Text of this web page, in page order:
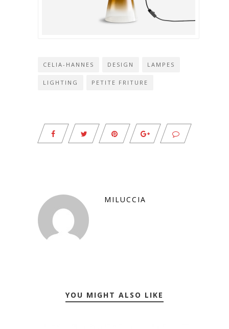
CELIA-HANNES DESIGN LAMPES
LIGHTING PETITE FRITURE
MILUCCIA
YOU MIGHT ALSO LIKE